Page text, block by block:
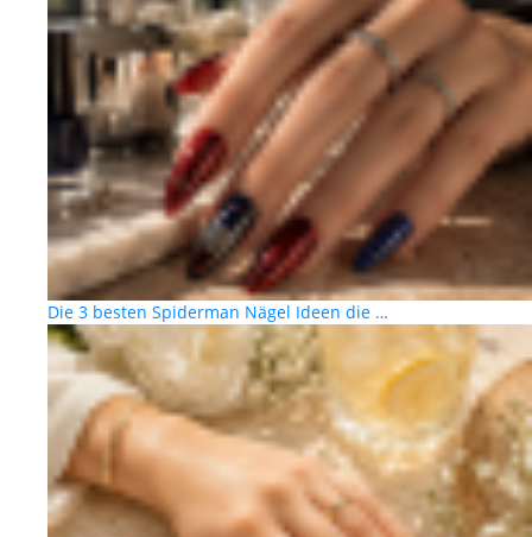
Die 3 besten Spiderman Nägel Ideen die …